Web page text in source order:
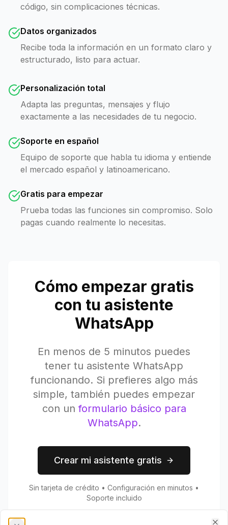
código, sin complicaciones técnicas.
Datos organizados
Recibe toda la información en un formato claro y
estructurado, listo para actuar.
Personalización total
Adapta las preguntas, mensajes y flujo
exactamente a las necesidades de tu negocio.
Soporte en español
Equipo de soporte que habla tu idioma y entiende
el mercado español y latinoamericano.
Gratis para empezar
Prueba todas las funciones sin compromiso. Solo
pagas cuando realmente lo necesitas.
Cómo empezar gratis
con tu asistente
WhatsApp
En menos de 5 minutos puedes
tener tu asistente WhatsApp
funcionando. Si prefieres algo más
simple, también puedes empezar
con un formulario básico para
WhatsApp.
Crear mi asistente gratis
Sin tarjeta de crédito • Configuración en minutos •
Soporte incluido